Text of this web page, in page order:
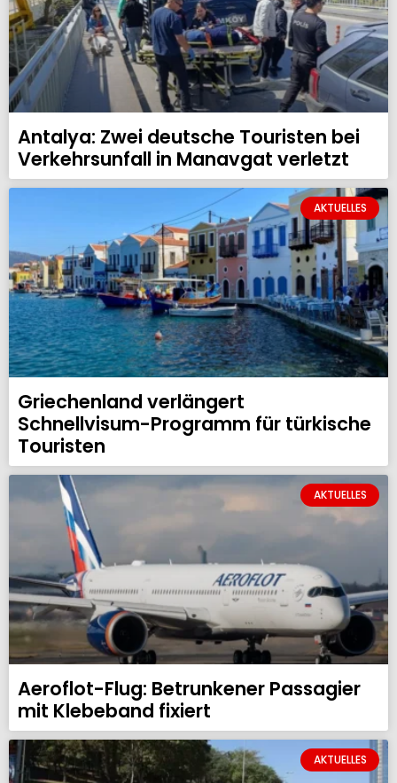
Antalya: Zwei deutsche Touristen bei
Verkehrsunfall in Manavgat verletzt
AKTUELLES
Griechenland verlängert
Schnellvisum-Programm für türkische
Touristen
AKTUELLES
Aeroflot-Flug: Betrunkener Passagier
mit Klebeband fixiert
AKTUELLES